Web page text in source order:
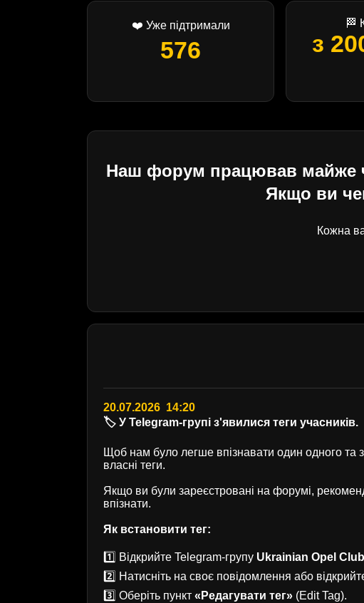
❤️ Уже підтримали
576
🏁
з
Наш форум працював майже
Якщо ви
Кожна
20.07.2026 14:20
🏷️ У Telegram-групі з'явилися теги учасників.
Щоб нам було легше впізнавати один одного та
власні теги.
Якщо ви були зареєстровані на форумі,
впізнати.
Як встановити тег:
1️⃣ Відкрийте Telegram-групу Ukrainian Opel Club
2️⃣ Натисніть на своє повідомлення або
3️⃣ Оберіть пункт «Редагувати тег» (Edit Tag).